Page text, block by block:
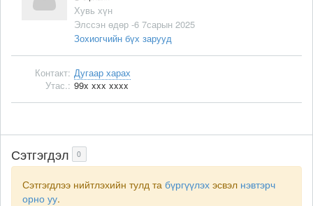
Хувь хүн
Элссэн өдөр -6 7сарын 2025
Зохиогчийн бүх зарууд
Контакт: Дугаар харах
Утас.: 99x xxx xxxx
Сэтгэгдэл 0
Сэтгэгдлээ нийтлэхийн тулд та бүргүүлэх эсвэл нэвтэрч
орно уу.